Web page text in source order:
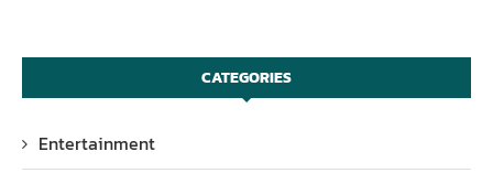
CATEGORIES
Entertainment